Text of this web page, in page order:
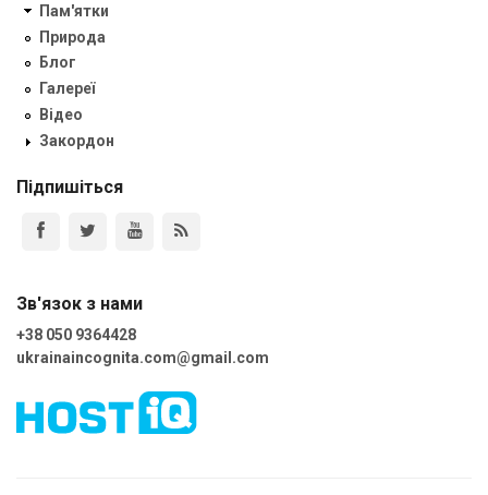
Пам'ятки
Природа
Блог
Галереї
Відео
Закордон
Підпишіться
Зв'язок з нами
+38 050 9364428
ukrainaincognita.com@gmail.com